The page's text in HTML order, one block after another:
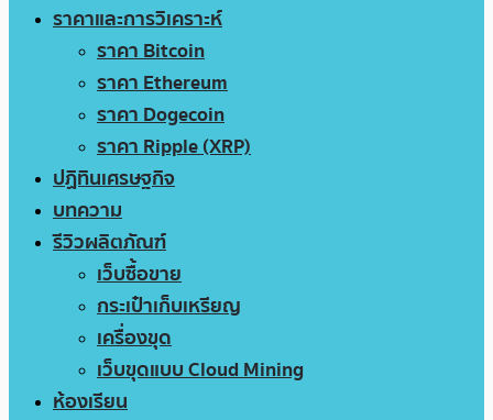
ราคาและการวิเคราะห์
ราคา Bitcoin
ราคา Ethereum
ราคา Dogecoin
ราคา Ripple (XRP)
ปฏิทินเศรษฐกิจ
บทความ
รีวิวผลิตภัณฑ์
เว็บซื้อขาย
กระเป๋าเก็บเหรียญ
เครื่องขุด
เว็บขุดแบบ Cloud Mining
ห้องเรียน